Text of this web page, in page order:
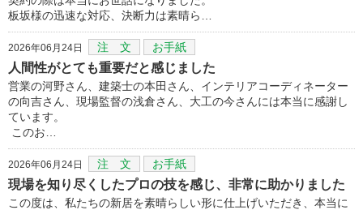
板坂様の迅速な対応、決断力は素晴ら…
2026年06月24日 注 文 お手紙
人間性がとても重要だと感じました
営業の河野さん、建築士の本田さん、インテリアコーディネーター
の向吉さん、現場監督の浅倉さん、大工の今さんには本当に感謝し
ています。
このお…
2026年06月24日 注 文 お手紙
現場を知り尽くしたプロの技を感じ、非常に助かりました
この度は、私たちの新居を素晴らしい形に仕上げいただき、本当に